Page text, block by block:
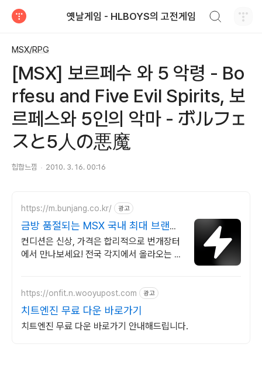
옛날게임 - HLBOYS의 고전게임
MSX/RPG
[MSX] 보르페수 와 5 악령 - Bo
rfesu and Five Evil Spirits, 보
르페스와 5인의 악마 - ボルフェ
スと5人の悪魔
힙합느낌 2010. 3. 16. 00:16
https://m.bunjang.co.kr/ 광고
금방 품절되는 MSX 국내 최대 브랜드
중고거래
컨디션은 신상, 가격은 합리적으로 번개장터
에서 만나보세요! 전국 각지에서 올라오는 전
https://onfit.n.wooyupost.com 광고
치트엔진 무료 다운 바로가기
치트엔진 무료 다운 바로가기 안내해드립니다.